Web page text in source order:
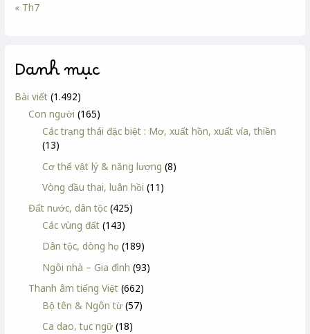
« Th7
Danh mục
Bài viết (1.492)
Con người (165)
Các trạng thái đặc biệt : Mơ, xuất hồn, xuất vía, thiền
(13)
Cơ thể vật lý & năng lượng (8)
Vòng đầu thai, luân hồi (11)
Đất nước, dân tộc (425)
Các vùng đất (143)
Dân tộc, dòng họ (189)
Ngôi nhà – Gia đình (93)
Thanh âm tiếng Việt (662)
Bộ tên & Ngôn từ (57)
Ca dao, tục ngữ (18)